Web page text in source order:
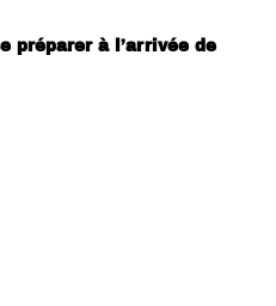
préparer à l’arrivée de